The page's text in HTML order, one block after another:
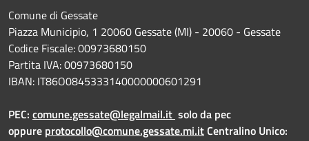
Comune di Gessate
Piazza Municipio, 1 20060 Gessate (MI) - 20060 - Gessate
Codice Fiscale: 00973680150
Partita IVA: 00973680150
IBAN: IT86O0845333140000000601291
PEC: comune.gessate@legalmail.it solo da pec
oppure protocollo@comune.gessate.mi.itCentralino Unico: